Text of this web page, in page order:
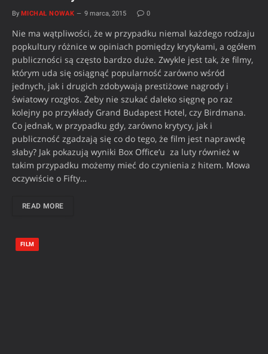
By MICHAŁ NOWAK 9 marca, 2015 0
Nie ma wątpliwości, że w przypadku niemal każdego rodzaju
popkultury różnice w opiniach pomiędzy krytykami, a ogółem
publiczności są często bardzo duże. Zwykle jest tak, że filmy,
którym uda się osiągnąć popularność zarówno wśród
jednych, jak i drugich zdobywają prestiżowe nagrody i
światowy rozgłos. Żeby nie szukać daleko sięgnę po raz
kolejny po przykłady Grand Budapest Hotel, czy Birdmana.
Co jednak, w przypadku gdy, zarówno krytycy, jak i
publiczność zgadzają się co do tego, że film jest naprawdę
słaby? Jak pokazują wyniki Box Office’u za luty również w
takim przypadku możemy mieć do czynienia z hitem. Mowa
oczywiście o Fifty…
READ MORE
FILM